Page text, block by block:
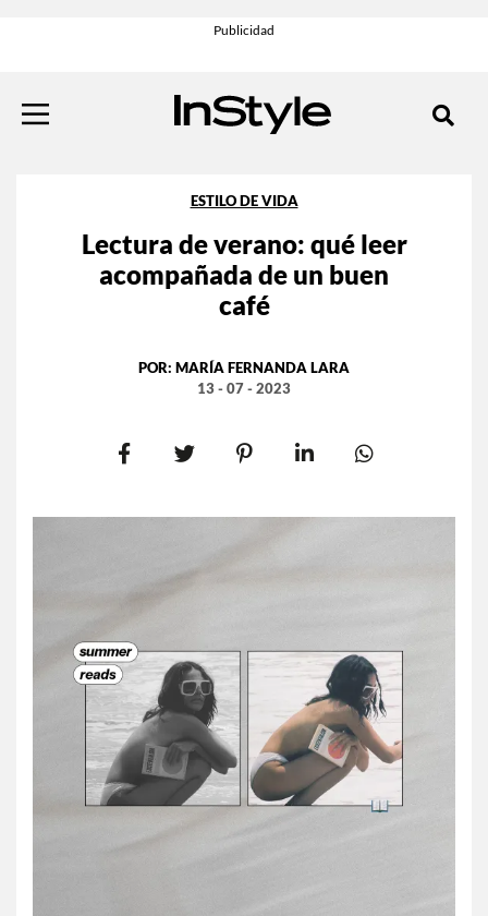
ESTILO DE VIDA
Lectura de verano: qué leer
acompañada de un buen
café
POR: MARÍA FERNANDA LARA
13 - 07 - 2023